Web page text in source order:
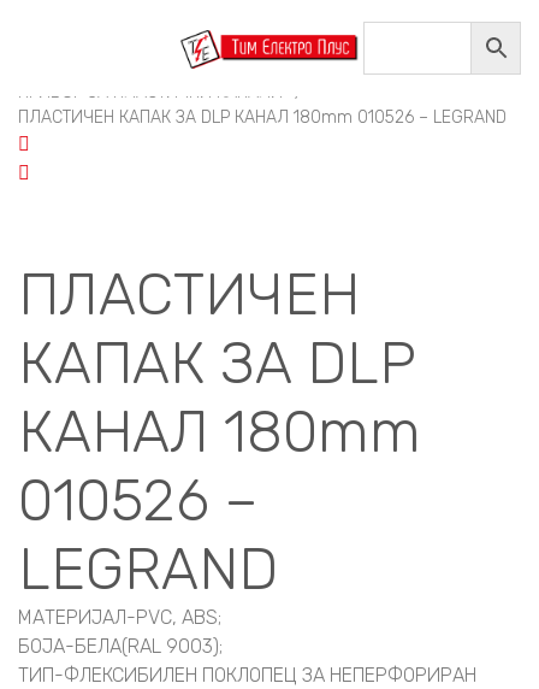
ИНСТАЛАЦИОНИ МАТЕРИЈАЛИ /
ПЛАСТИЧНИ КАНАЛИ И ПРИБОР /
ПРИБОР ЗА ПЛАСТИЧНИ КАНАЛИ
/
ПЛАСТИЧЕН КАПАК ЗА DLP КАНАЛ 180mm 010526 – LEGRAND
ПЛАСТИЧЕН
КАПАК ЗА DLP
КАНАЛ 180mm
010526 –
LEGRAND
МАТЕРИЈАЛ-PVC, ABS;
БОЈА-БЕЛА(RAL 9003);
ТИП-ФЛЕКСИБИЛЕН ПОКЛОПЕЦ ЗА НЕПЕРФОРИРАН